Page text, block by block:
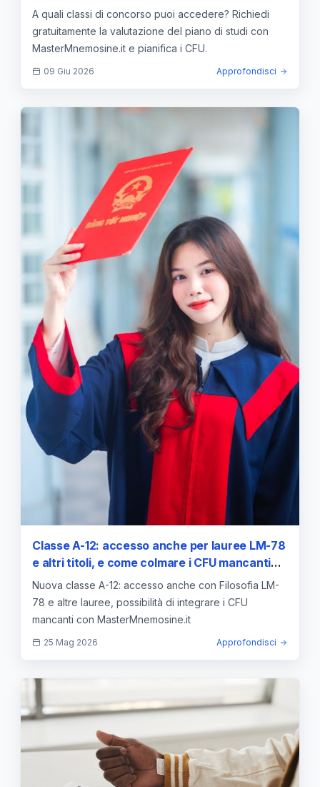
piano di studi con Master Mnemosine.it
A quali classi di concorso puoi accedere? Richiedi
gratuitamente la valutazione del piano di studi con
MasterMnemosine.it e pianifica i CFU.
09 Giu 2026 Approfondisci
Classe A-12: accesso anche per lauree LM-78
e altri titoli, e come colmare i CFU mancanti
con Master Mnemosine
Nuova classe A-12: accesso anche con Filosofia LM-
78 e altre lauree, possibilità di integrare i CFU
mancanti con MasterMnemosine.it
25 Mag 2026 Approfondisci